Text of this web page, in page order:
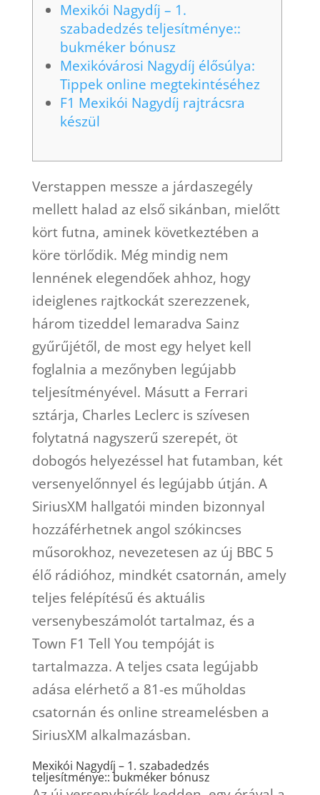
Mexikói Nagydíj – 1.
szabadedzés teljesítménye::
bukméker bónusz
Mexikóvárosi Nagydíj élősúlya:
Tippek online megtekintéséhez
F1 Mexikói Nagydíj rajtrácsra
készül
Verstappen messze a járdaszegély
mellett halad az első sikánban, mielőtt
kört futna, aminek következtében a
köre törlődik. Még mindig nem
lennének elegendőek ahhoz, hogy
ideiglenes rajtkockát szerezzenek,
három tizeddel lemaradva Sainz
gyűrűjétől, de most egy helyet kell
foglalnia a mezőnyben legújabb
teljesítményével. Másutt a Ferrari
sztárja, Charles Leclerc is szívesen
folytatná nagyszerű szerepét, öt
dobogós helyezéssel hat futamban, két
versenyelőnnyel és legújabb útján. A
SiriusXM hallgatói minden bizonnyal
hozzáférhetnek angol szókincses
műsorokhoz, nevezetesen az új BBC 5
élő rádióhoz, mindkét csatornán, amely
teljes felépítésű és aktuális
versenybeszámolót tartalmaz, és a
Town F1 Tell You tempóját is
tartalmazza. A teljes csata legújabb
adása elérhető a 81-es műholdas
csatornán és online streamelésben a
SiriusXM alkalmazásban.
Mexikói Nagydíj – 1. szabadedzés
teljesítménye:: bukméker bónusz